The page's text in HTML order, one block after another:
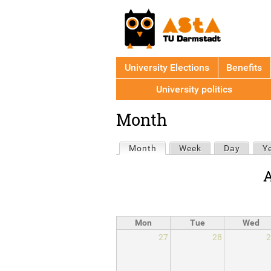
to
top
Month
Primary
Month (active tab)
Week Day
Mon Tue Wed
27
28
University Elections Benefits
University politics